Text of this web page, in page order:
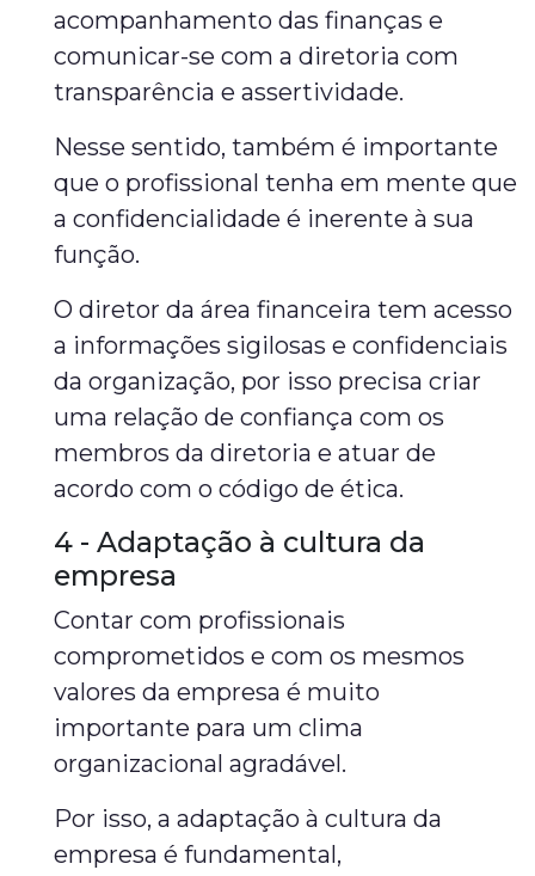
acompanhamento das finanças e
comunicar-se com a diretoria com
transparência e assertividade.
Nesse sentido, também é importante
que o profissional tenha em mente que
a confidencialidade é inerente à sua
função.
O diretor da área financeira tem acesso
a informações sigilosas e confidenciais
da organização, por isso precisa criar
uma relação de confiança com os
membros da diretoria e atuar de
acordo com o código de ética.
4 - Adaptação à cultura da
empresa
Contar com profissionais
comprometidos e com os mesmos
valores da empresa é muito
importante para um clima
organizacional agradável.
Por isso, a adaptação à cultura da
empresa é fundamental,